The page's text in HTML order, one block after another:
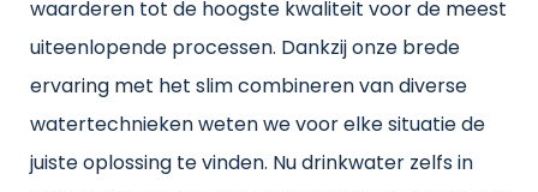
waarderen tot de hoogste kwaliteit voor de meest
uiteenlopende processen. Dankzij onze brede
ervaring met het slim combineren van diverse
watertechnieken weten we voor elke situatie de
juiste oplossing te vinden. Nu drinkwater zelfs in